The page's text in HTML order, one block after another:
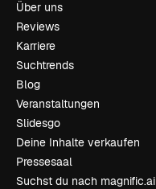
Über uns
Reviews
Karriere
Suchtrends
Blog
Veranstaltungen
Slidesgo
Deine Inhalte verkaufen
Pressesaal
Suchst du nach magnific.ai